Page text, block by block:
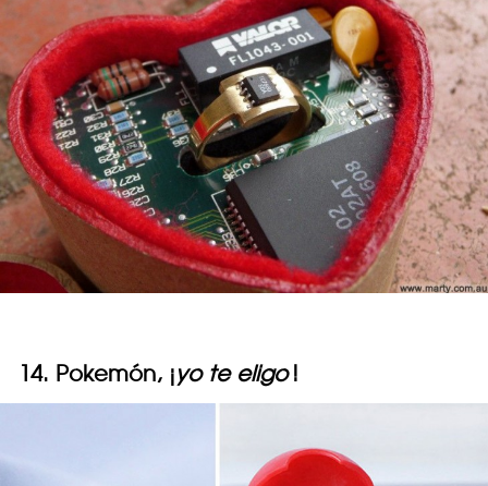
14. Pokemón, ¡yo te eligo !